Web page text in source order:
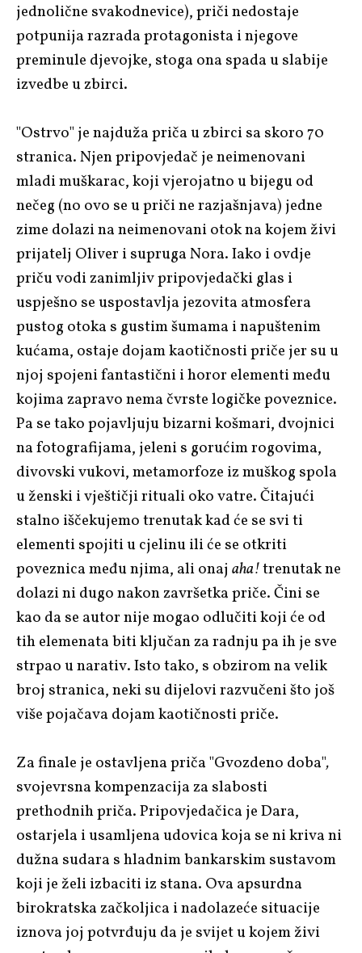
jednolične svakodnevice), priči nedostaje
potpunija razrada protagonista i njegove
preminule djevojke, stoga ona spada u slabije
izvedbe u zbirci.
"Ostrvo" je najduža priča u zbirci sa skoro 70
stranica. Njen pripovjedač je neimenovani
mladi muškarac, koji vjerojatno u bijegu od
nečeg (no ovo se u priči ne razjašnjava) jedne
zime dolazi na neimenovani otok na kojem živi
prijatelj Oliver i supruga Nora. Iako i ovdje
priču vodi zanimljiv pripovjedački glas i
uspješno se uspostavlja jezovita atmosfera
pustog otoka s gustim šumama i napuštenim
kućama, ostaje dojam kaotičnosti priče jer su u
njoj spojeni fantastični i horor elementi među
kojima zapravo nema čvrste logičke poveznice.
Pa se tako pojavljuju bizarni košmari, dvojnici
na fotografijama, jeleni s gorućim rogovima,
divovski vukovi, metamorfoze iz muškog spola
u ženski i vještičji rituali oko vatre. Čitajući
stalno iščekujemo trenutak kad će se svi ti
elementi spojiti u cjelinu ili će se otkriti
poveznica među njima, ali onaj aha!trenutak ne
dolazi ni dugo nakon završetka priče. Čini se
kao da se autor nije mogao odlučiti koji će od
tih elemenata biti ključan za radnju pa ih je sve
strpao u narativ. Isto tako, s obzirom na velik
broj stranica, neki su dijelovi razvučeni što još
više pojačava dojam kaotičnosti priče.
Za finale je ostavljena priča "Gvozdeno doba",
svojevrsna kompenzacija za slabosti
prethodnih priča. Pripovjedačica je Dara,
ostarjela i usamljena udovica koja se ni kriva ni
dužna sudara s hladnim bankarskim sustavom
koji je želi izbaciti iz stana. Ova apsurdna
birokratska začkoljica i nadolazeće situacije
iznova joj potvrđuju da je svijet u kojem živi